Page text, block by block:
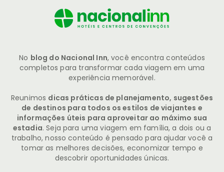
No blog do Nacional Inn, você encontra conteúdos
completos para transformar cada viagem em uma
experiência memorável.
Reunimos dicas práticas de planejamento, sugestões
de destinos para todos os estilos de viajantes e
informações úteis para aproveitar ao máximo sua
estadia. Seja para uma viagem em família, a dois ou a
trabalho, nosso conteúdo é pensado para ajudar você a
tomar as melhores decisões, economizar tempo e
descobrir oportunidades únicas.